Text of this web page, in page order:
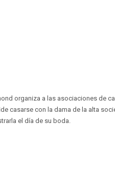
organiza a las asociaciones de
casarse con la dama de la alta
el día de su boda.